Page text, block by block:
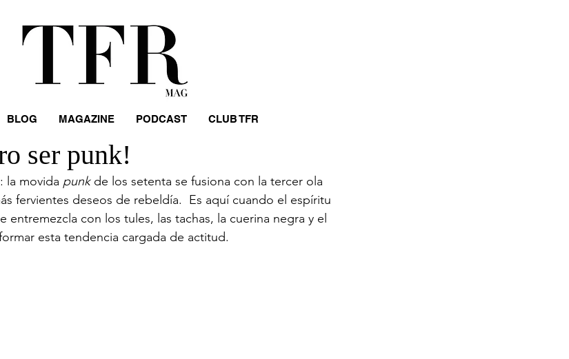
ser punk!
la movida punk de los setenta se fusiona con la tercer ola
fervientes deseos de rebeldía.  Es aquí cuando el espíritu
entremezcla con los tules, las tachas, la cuerina negra y el
esta tendencia cargada de actitud.
BLOG MAGAZINE PODCAST CLUB TFR